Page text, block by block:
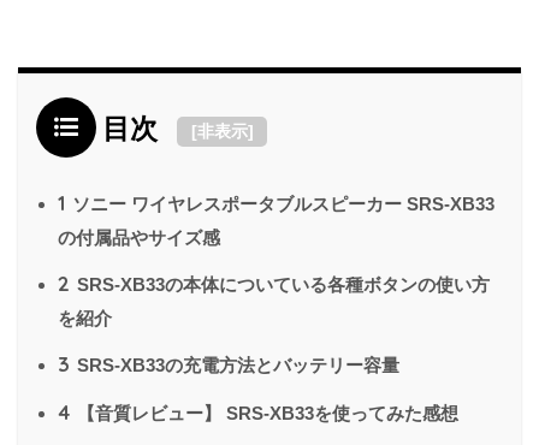
目次 [非表示]
1 ソニー ワイヤレスポータブルスピーカー SRS-XB33
の付属品やサイズ感
2 SRS-XB33の本体についている各種ボタンの使い方
を紹介
3 SRS-XB33の充電方法とバッテリー容量
4 【音質レビュー】 SRS-XB33を使ってみた感想